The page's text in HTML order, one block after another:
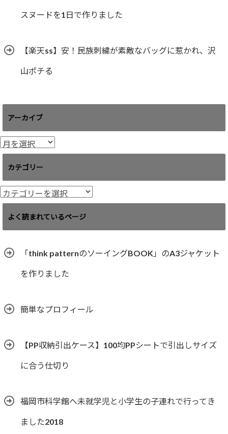
スヌードを1日で作りました
【楽天ss】安！民族刺繍が素敵なバッグに惹かれ、沢
山ポチる
アーカイブ
ア
ー
イ
ブ
カテゴリー
カ
テ
リ
よく読まれているページ
「think patternのソーイングBOOK」のA3ジャケット
を作りました
簡単なプロフィール
【PP収納引出ケース】100均PPシートで引出しサイズ
に合う仕切り
福岡市科学館へ未就学児と小学生の子連れで行ってき
ました2018